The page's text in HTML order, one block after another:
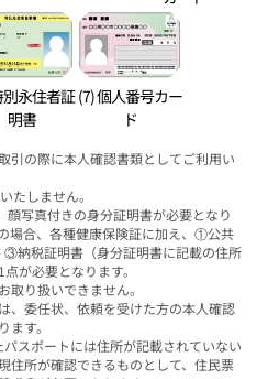
別永住者証
明書
(7) 個人番号カー
ド
引の際に本人確認書類としてご利用い
たしません。
写真付きの身分証明書が必要となり
場合、各種健康保険証に加え、①公共
納税証明書（身分証明書に記載の住所
が必要となります。
り扱いできません。
、委任状、依頼を受けた方の本人確認
す。
スポートには住所が記載されていない
住所が確認できるものとして、住民票